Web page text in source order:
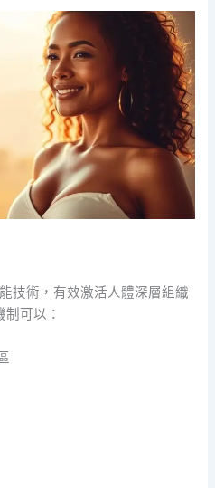
技術，有效激活人體深層組織
可以：